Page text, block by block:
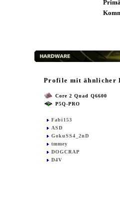
Profile mit ähnlicher
Core 2 Quad Q6600
P5Q-PRO
Fabi153
ASD
GokuSS4_2nD
tmmey
DOGCRAP
D4V